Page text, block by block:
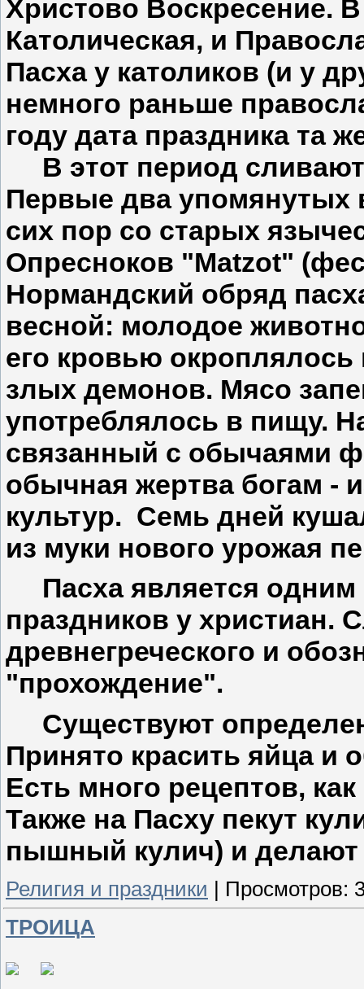
Христово Воскресение.
Католическая, и
Пасха у католиков (и у
немного раньше
году дата праздника та
В этот период
Первые два упомянутых
сих пор со старых
Опресноков "Matzot"
Нормандский обряд
весной: молодое
его кровью окроплялось
злых демонов. Мясо
употреблялось в пищу.
связанный с обычаями
обычная жертва богам -
культур. Семь дней
из муки нового урожая
Пасха является одним
праздников у христиан.
древнегреческого и
"прохождение".
Существуют
Принято красить яйца и
Есть много рецептов,
Также на Пасху пекут
пышный кулич) и делают
Религия и праздники | Просмотров:
ТРОИЦА